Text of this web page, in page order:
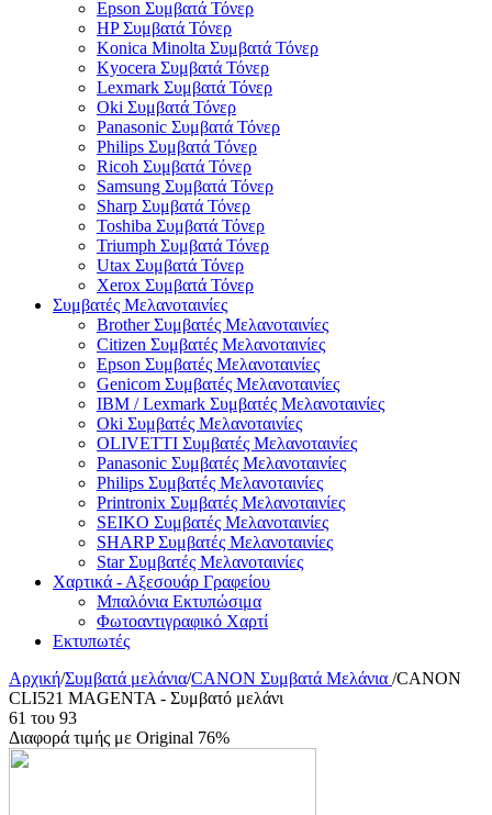
Epson Συμβατά Τόνερ
HP Συμβατά Τόνερ
Konica Minolta Συμβατά Τόνερ
Kyocera Συμβατά Τόνερ
Lexmark Συμβατά Τόνερ
Oki Συμβατά Τόνερ
Panasonic Συμβατά Τόνερ
Philips Συμβατά Τόνερ
Ricoh Συμβατά Τόνερ
Samsung Συμβατά Τόνερ
Sharp Συμβατά Τόνερ
Toshiba Συμβατά Τόνερ
Triumph Συμβατά Τόνερ
Utax Συμβατά Τόνερ
Xerox Συμβατά Τόνερ
Συμβατές Μελανοταινίες
Brother Συμβατές Μελανοταινίες
Citizen Συμβατές Μελανοταινίες
Epson Συμβατές Μελανοταινίες
Genicom Συμβατές Μελανοταινίες
IBM / Lexmark Συμβατές Μελανοταινίες
Oki Συμβατές Μελανοταινίες
OLIVETTI Συμβατές Μελανοταινίες
Panasonic Συμβατές Μελανοταινίες
Philips Συμβατές Μελανοταινίες
Printronix Συμβατές Μελανοταινίες
SEIKO Συμβατές Μελανοταινίες
SHARP Συμβατές Μελανοταινίες
Star Συμβατές Μελανοταινίες
Χαρτικά - Αξεσουάρ Γραφείου
Μπαλόνια Εκτυπώσιμα
Φωτοαντιγραφικό Χαρτί
Εκτυπωτές
Αρχική/Συμβατά μελάνια/CANON Συμβατά Μελάνια /CANON
CLI521 MAGENTA - Συμβατό μελάνι
61 του 93
Διαφορά τιμής με Original 76%